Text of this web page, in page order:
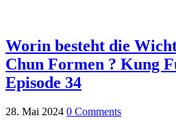
Worin besteht die
Chun Formen ? Kung
Episode 34
28. Mai 2024 0 Comments